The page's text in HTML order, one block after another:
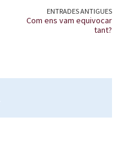
ENTRADES ANTIGUES
Com ens vam equivocar
tant?